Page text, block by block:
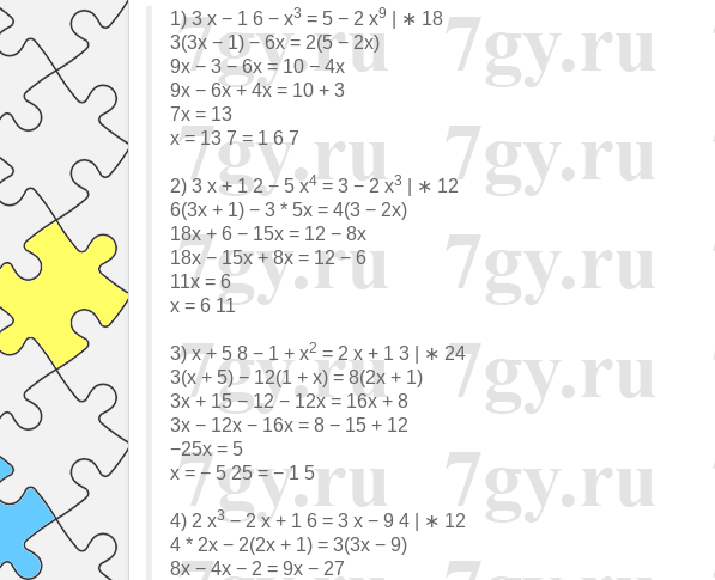
1) 3 x − 1 6 − x3 = 5 − 2 x9 | ∗ 18
3(3x − 1) − 6x = 2(5 − 2x)
9x − 3 − 6x = 10 − 4x
9x − 6x + 4x = 10 + 3
7x = 13
x = 13 7 = 1 6 7
2) 3 x + 1 2 − 5 x4= 3 − 2 x3 | ∗ 12
6(3x + 1) − 3 * 5x = 4(3 − 2x)
18x + 6 − 15x = 12 − 8x
18x − 15x + 8x = 12 − 6
11x = 6
x = 6 11
3) x + 5 8 − 1 + x2 = 2 x + 1 3 | ∗ 24
3(x + 5) − 12(1 + x) = 8(2x + 1)
3x + 15 − 12 − 12x = 16x + 8
3x − 12x − 16x = 8 − 15 + 12
−25x = 5
x = − 5 25 = − 1 5
4) 2 x3− 2 x + 1 6 = 3 x − 9 4 | ∗ 12
4 * 2x − 2(2x + 1) = 3(3x − 9)
8x − 4x − 2 = 9x − 27